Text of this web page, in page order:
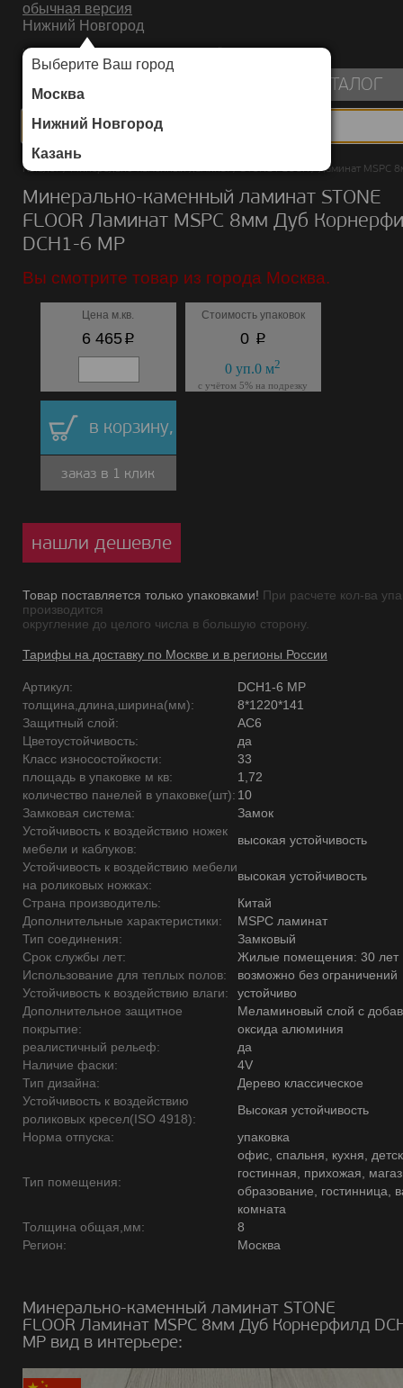
обычная версия
Нижний Новгород
Выберите Ваш город
Москва
Нижний Новгород
Казань
ИНТЕРНЕТ-МАГАЗИН НАПОЛЬНЫХ ПОКРЫТИЙ
КАТАЛОГ
Каталог/Минерально-каменный ламинат/STONE FLOOR/Ламинат MSPC
Минерально-каменный ламинат STONE
FLOOR Ламинат MSPC 8мм Дуб
DCH1-6 MР
Вы смотрите товар из города Москва.
Цена м.кв.
6 465p
Стоимость упаковок
0 p
0 уп.0 м2
с учётом 5% на подрезку
в корзину,
заказ в 1 клик
нашли дешевле
Товар поставляется только упаковками! При расчете кол-ва
производится
округление до целого числа в большую сторону.
Тарифы на доставку по Москве и в регионы России
Артикул:
DCH1-6 MР
толщина,длина,ширина(мм):
8*1220*141
Защитный слой:
AC6
Цветоустойчивость:
да
Класс износостойкости:
33
площадь в упаковке м кв:
1,72
количество панелей в упаковке(шт): 10
Замковая система:
Замок
Устойчивость к воздействию ножек
мебели и каблуков:
высокая устойчивость
Устойчивость к воздействию мебели
на роликовых ножках:
высокая устойчивость
Страна производитель:
Китай
Дополнительные характеристики:
MSPC ламинат
Тип соединения:
Замковый
Срок службы лет:
Жилые помещения: 30 лет
Использование для теплых полов:
возможно без ограничений
Устойчивость к воздействию влаги:
устойчиво
Дополнительное защитное
покрытие:
Меламиновый слой с
оксида алюминия
реалистичный рельеф:
да
Наличие фаски:
4V
Тип дизайна:
Дерево классическое
Устойчивость к воздействию
роликовых кресел(ISO 4918):
Высокая устойчивость
Норма отпуска:
упаковка
Тип помещения:
офис, спальня, кухня,
гостинная, прихожая,
образование, гостинница,
комната
Толщина общая,мм:
8
Регион:
Москва
Минерально-каменный ламинат STONE
FLOOR Ламинат MSPC 8мм Дуб Корнерфилд
MР вид в интерьере: